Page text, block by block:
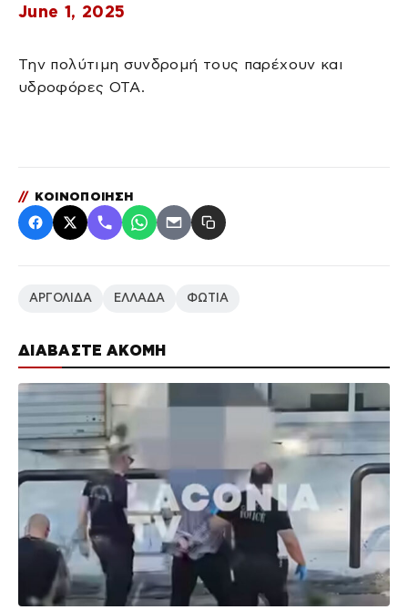
ΔΙΑΒΑΣΤΕ ΑΚΟΜΗ
June 1, 2025
Την πολύτιμη συνδρομή τους παρέχουν και
υδροφόρες ΟΤΑ.
// ΚΟΙΝΟΠΟΙΗΣΗ
ΑΡΓΟΛΙΔΑ ΕΛΛΑΔΑ ΦΩΤΙΑ